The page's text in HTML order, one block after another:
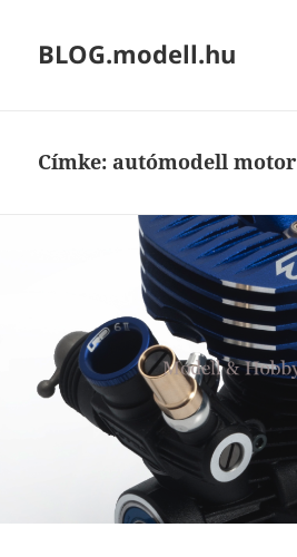
BLOG.modell.hu
Címke: autómodell motor